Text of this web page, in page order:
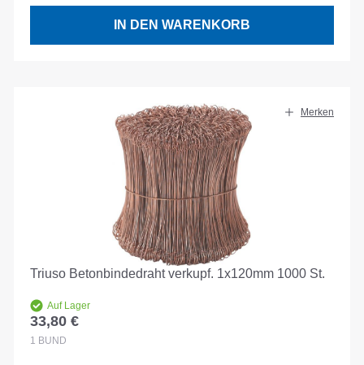
IN DEN WARENKORB
Merken
Triuso Betonbindedraht verkupf. 1x120mm 1000 St.
Auf Lager
Regulärer Preis:
33,80 €
1 BUND